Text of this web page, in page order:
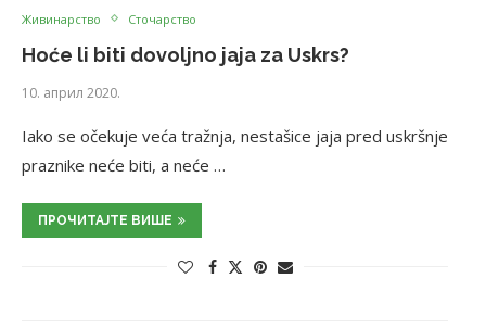
Живинарство Сточарство
Hoće li biti dovoljno jaja za Uskrs?
10. април 2020.
Iako se očekuje veća tražnja, nestašice jaja pred uskršnje
praznike neće biti, a neće …
ПРОЧИТАЈТЕ ВИШЕ